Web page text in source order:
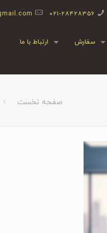
۰۲۱-۲۸۴۲۸۳۵۶
سفارش ارتباط با ما
صفحه نخست